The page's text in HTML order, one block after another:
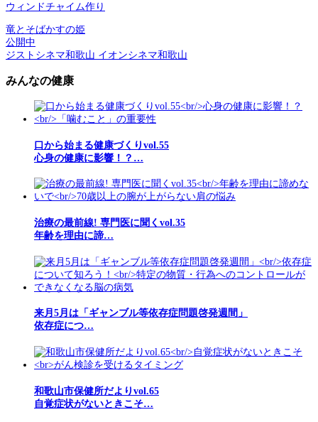
ウィンドチャイム作り
竜とそばかすの姫
公開中
ジストシネマ和歌山 イオンシネマ和歌山
みんなの健康
口から始まる健康づくりvol.55
心身の健康に影響！？…
治療の最前線! 専門医に聞くvol.35
年齢を理由に諦…
来月5月は「ギャンブル等依存症問題啓発週間」
依存症につ…
和歌山市保健所だよりvol.65
自覚症状がないときこそ…